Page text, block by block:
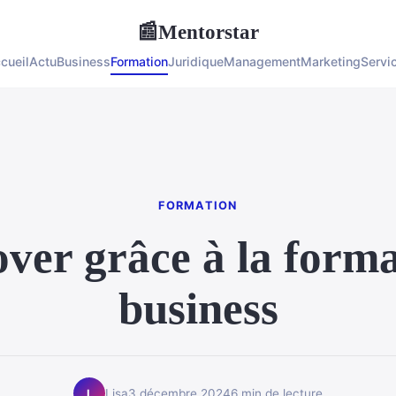
📰Mentorstar
ActuBusinessFormationJuridiqueManagementMarketing
FORMATION
grâce à la
business
Lisa3 décembre 20246 min de lecture